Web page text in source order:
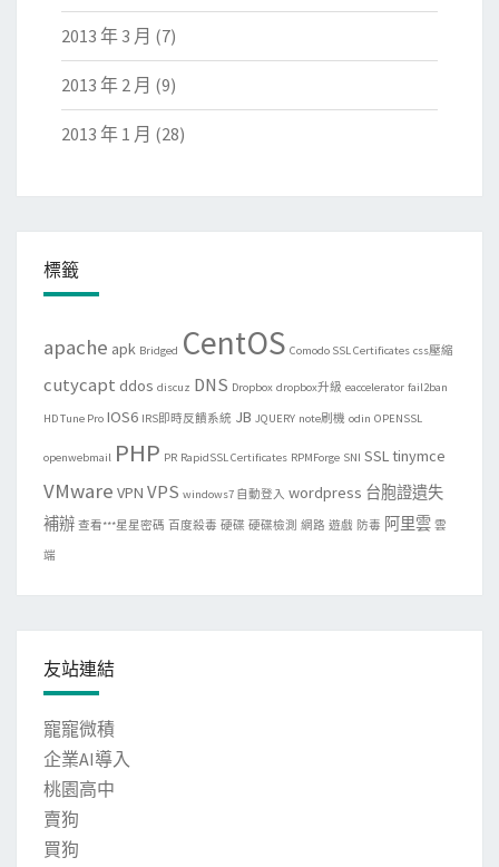
2013 年 3 月 (7)
2013 年 2 月 (9)
2013 年 1 月 (28)
標籤
apache apk Bridged CentOS Comodo SSL Certificates css壓縮
cutycapt ddos discuz DNS Dropbox dropbox升級 eaccelerator fail2ban
HD Tune Pro IOS6 IRS即時反饋系統 JB JQUERY note刷機 odin OPENSSL
openwebmail PHP PR RapidSSL Certificates RPMForge SNI SSLtinymce
VMware VPN VPS windows7 自動登入 wordpress 台胞證遺失
補辦 查看***星星密碼 百度殺毒 硬碟 硬碟檢測 網路 遊戲 防毒 阿里雲 雲
端
友站連結
寵寵微積
企業AI導入
桃園高中
賣狗
買狗